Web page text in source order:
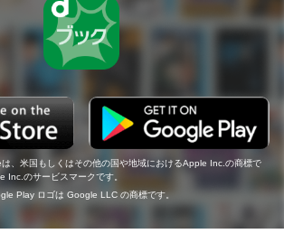
、米国もしくはその他の国や地域におけるApple Inc.の商標で
Inc.のサービスマークです。
Play ロゴは Google LLC の商標です。